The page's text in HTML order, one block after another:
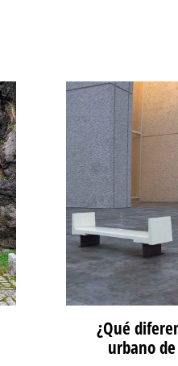
¿Qué
urbano